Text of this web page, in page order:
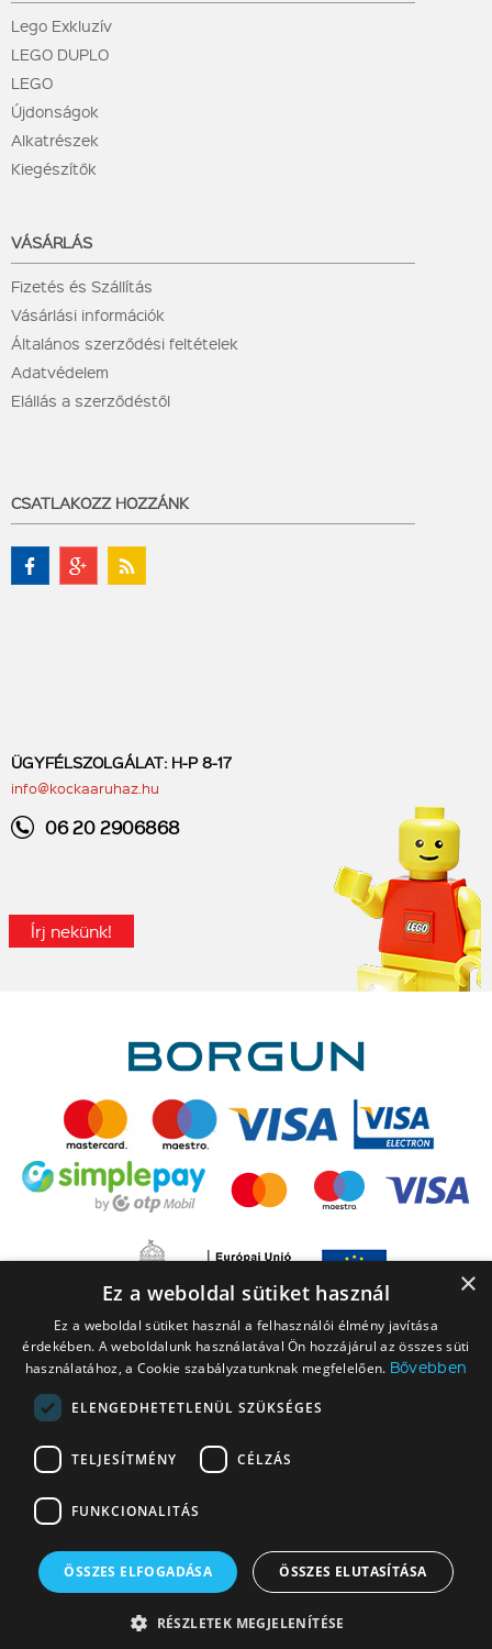
Lego Exkluzív
LEGO DUPLO
LEGO
Újdonságok
Alkatrészek
Kiegészítők
VÁSÁRLÁS
Fizetés és Szállítás
Vásárlási információk
Általános szerződési feltételek
Adatvédelem
Elállás a szerződéstől
CSATLAKOZZ HOZZÁNK
ÜGYFÉLSZOLGÁLAT: H-P 8-17
info@kockaaruhaz.hu
06 20 2906868
Írj nekünk!
A LEGO elnevezés, a LEGO logó, a Minifigure, a DUPLO, a DUPLO logó, a
NINJAGO, a NINJAGO logó, a FRIENDS logó, a HIDDEN SIDE logó, a MINIFIGURES
logó, a MINDSTORMS, a MINDSTORMS logó, a VIDIYO, a NEXO KNIGHTS,
NEXO KNIGHTS logó, az EDITIONS logó és a SMART PLAY logó a The LEGO
Group. Minden jog fenntartva.
© 2026 Copyright Market SK Kft - KockaÁruház a megbízható LEGO@
webáruház - Minden jog fenntartva!
×
Ez a weboldal sütiket használ
Ez a weboldal sütiket használ a felhasználói élmény javítása
érdekében. A weboldalunk használatával Ön hozzájárul az összes süti
használatához, a Cookie szabályzatunknak megfelelően. Bővebben
ELENGEDHETETLENÜL SZÜKSÉGES
TELJESÍTMÉNY CÉLZÁS
FUNKCIONALITÁS
ÖSSZES ELFOGADÁSA ÖSSZES ELUTASÍTÁSA
RÉSZLETEK MEGJELENÍTÉSE